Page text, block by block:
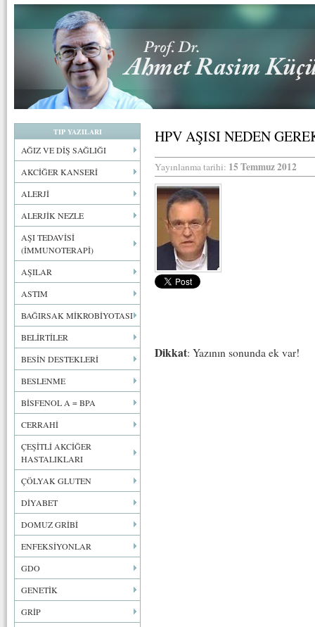
TIP YAZILARI
AĞIZ VE DİŞ SAĞLIĞI
AKCİĞER KANSERİ
ALERJİ
ALERJİK NEZLE
AŞI TEDAVİSİ
(İMMUNOTERAPİ)
AŞILAR
ASTIM
BAĞIRSAK MİKROBİYOTASI
BELİRTİLER
BESİN DESTEKLERİ
BESLENME
BİSFENOL A = BPA
CERRAHİ
ÇEŞİTLİ AKCİĞER
HASTALIKLARI
ÇÖLYAK GLUTEN
DİYABET
DOMUZ GRİBİ
ENFEKSİYONLAR
GDO
GENETİK
GRİP
HPV AŞISI NEDEN
Yayınlanma tarihi: 15 Temmuz 2012
Dikkat: Yazının sonunda ek var!